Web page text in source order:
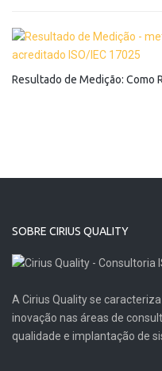
Resultado de Medição: Como
SOBRE CIRIUS QUALITY
A Cirius Quality se
inovação nas áreas de
qualidade e implantação de